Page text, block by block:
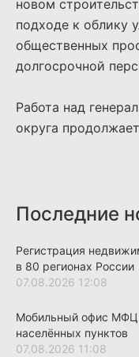
новом
подходе к облику
общественных
долгосрочной
Работа над
округа
Последние
Регистрация
в 80 регионах России
07.08.2026 12:08
Мобильный офис МФЦ
населённых пунктов
07.08.2026 11:08